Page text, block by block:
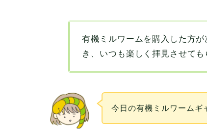
有機ミルワームを購入した方
き、いつも楽しく拝見させて
今日の有機ミルワームギ